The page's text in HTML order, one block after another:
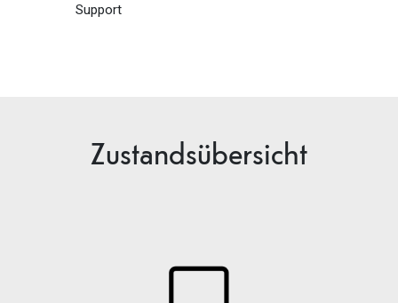
Support
Zustandsübersicht